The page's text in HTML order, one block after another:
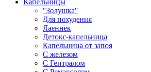
Капельницы
"Золушка"
Для похудения
Лаеннек
Детокс-капельница
Капельница от запоя
С железом
С Гептралом